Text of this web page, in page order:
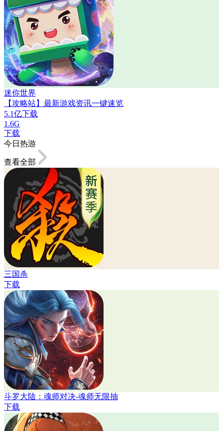
迷你世界
【攻略站】最新游戏资讯一键速览
5.1亿下载
1.6G
下载
今日热游
查看全部
三国杀
下载
斗罗大陆：魂师对决-魂师无限抽
下载